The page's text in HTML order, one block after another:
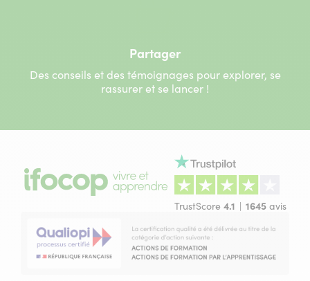
Partager
Des conseils et des témoignages pour explorer, se
rassurer et se lancer !
TrustScore 4.1 1645 avis